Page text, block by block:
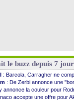
le buzz depuis 7
: Barcola, Carragher ne
: De Zerbi annonce une
annonce la couleur pour
accepte une offre pour